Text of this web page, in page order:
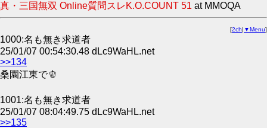
真・三国無双 Online質問スレK.O.COUNT 51 at MMOQA
[2ch| ▼Menu]
1000:名も無き求道者
25/01/07 00:54:30.48 dLc9WaHL.net
>>134
桑園江東で🫑
1001:名も無き求道者
25/01/07 08:04:49.75 dLc9WaHL.net
>>135